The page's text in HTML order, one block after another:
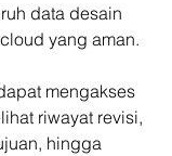
data desain
yang aman.
mengakses
riwayat revisi,
hingga